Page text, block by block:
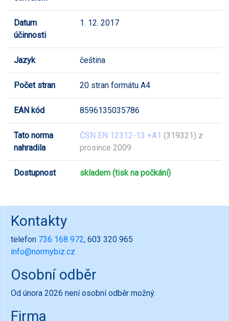
Datum
účinnosti
1. 12. 2017
Jazyk čeština
Počet stran 20 stran formátu A4
EAN kód 8596135035786
Tato norma
nahradila
ČSN EN 12312-13 +A1 (319321) z
prosince 2009
Dostupnost skladem (tisk na počkání)
Kontakty
telefon 736 168 972, 603 320 965
info@normybiz.cz
Osobní odběr
Od února 2026 není osobní odběr možný.
Firma